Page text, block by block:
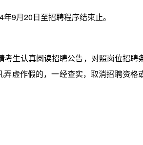
9月20日至招聘程序结束止。
生认真阅读招聘公告，对照岗位招聘
虚作假的，一经查实，取消招聘资格